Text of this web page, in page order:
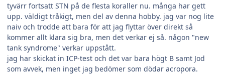
tyvärr fortsatt STN på de flesta koraller nu. många har gett
upp. väldigt tråkigt, men del av denna hobby. jag var nog lite
naiv och trodde att bara för att jag flyttar över direkt så
kommer allt klara sig bra, men det verkar ej så. någon "new
tank syndrome" verkar uppstått.
jag har skickat in ICP-test och det var bara högt B samt Jod
som avvek, men inget jag bedömer som dödar acropora.